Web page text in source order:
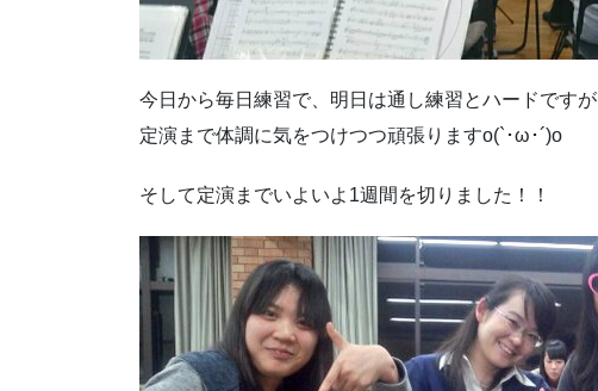
今日から毎日練習で、明日は通し練習とハードですが
定演まで体調に気をつけつつ頑張りますo(`･ω･´)o
そして定演までいよいよ1週間を切りました！！